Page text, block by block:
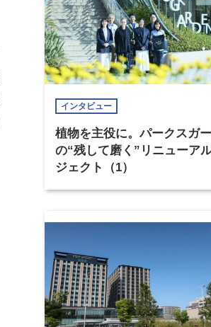
インタビュー
植物を主役に。パークスガ
の“残して磨く”リニューア
ジェクト（1）